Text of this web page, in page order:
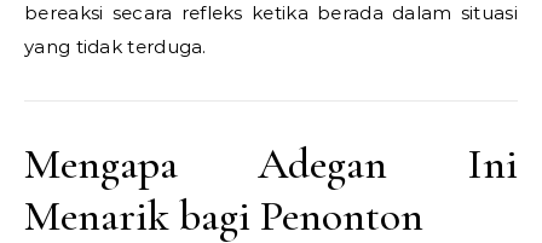
bereaksi secara refleks ketika berada dalam situasi
yang tidak terduga.
Mengapa Adegan Ini
Menarik bagi Penonton